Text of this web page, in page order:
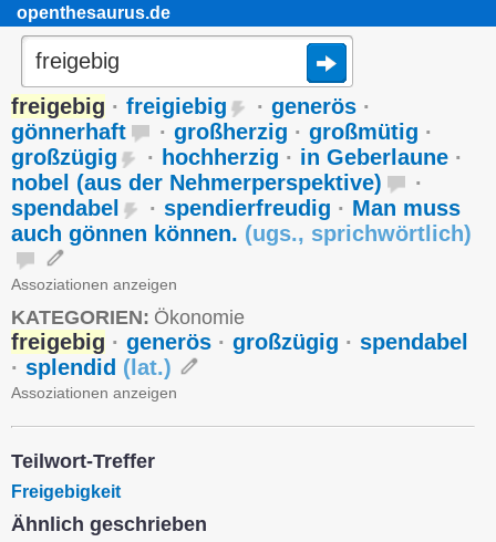
openthesaurus.de
freigebig · freigiebig · generös ·
gönnerhaft
· großherzig · großmütig ·
großzügig
· hochherzig · in Geberlaune ·
nobel (aus der Nehmerperspektive)
·
spendabel
· spendierfreudig · Man muss
auch gönnen können. (ugs., sprichwörtlich)
Assoziationen anzeigen
KATEGORIEN: Ökonomie
freigebig · generös · großzügig · spendabel
· splendid ( lat.)
Assoziationen anzeigen
Teilwort-Treffer
Freigebigkeit
Ähnlich geschrieben